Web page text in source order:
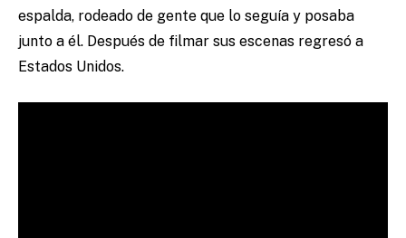
espalda, rodeado de gente que lo seguía y posaba
junto a él. Después de filmar sus escenas regresó a
Estados Unidos.